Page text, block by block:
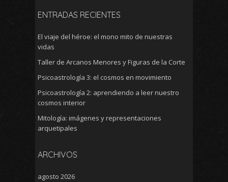
ENTRADAS RECIENTES
El viaje del héroe: el mono mito de nuestras
vidas
Taller de Arcanos Menores y Figuras de la Corte
Psicoastrología 3: el cosmos en movimiento
Psicoastrología 2: aprendiendo a leer nuestro
cosmos interior
Mitología: imágenes y representaciones
arquetipales
ARCHIVOS
agosto 2026